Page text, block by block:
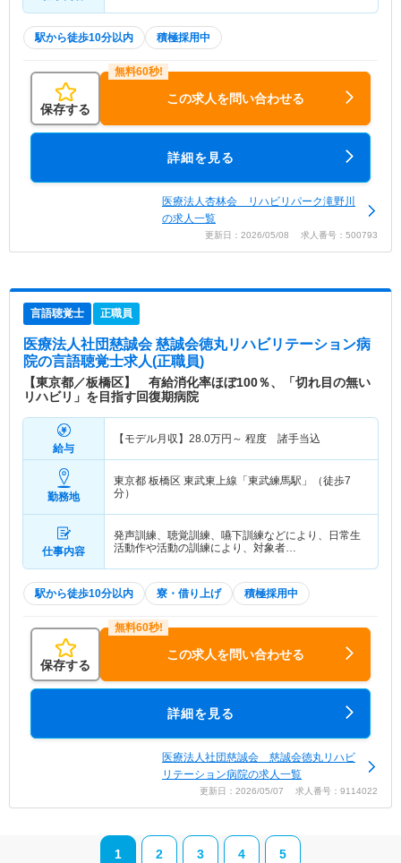
駅から徒歩10分以内 積極採用中
保存する
この求人を問い合わせる
詳細を見る
医療法人杏林会 リハビリパーク滝野川
の求人一覧
更新日：2026/05/08 求人番号：500793
言語聴覚士 正職員
医療法人社団慈誠会 慈誠会徳丸リハビリテーション病
院の言語聴覚士求人(正職員)
【東京都／板橋区】 有給消化率ほぼ100％、「切れ目の無い
リハビリ」を目指す回復期病院
給与
【モデル月収】 28.0万円～ 程度 諸手当込
勤務地
東京都 板橋区 東武東上線「東武練馬駅」（徒歩7
分）
仕事内容
発声訓練、聴覚訓練、嚥下訓練などにより、日常生
活動作や活動の訓練により、対象者…
駅から徒歩10分以内 寮・借り上げ 積極採用中
保存する
この求人を問い合わせる
詳細を見る
医療法人社団慈誠会 慈誠会徳丸リハビ
リテーション病院の求人一覧
更新日：2026/05/07 求人番号：9114022
1 2 3 4 5